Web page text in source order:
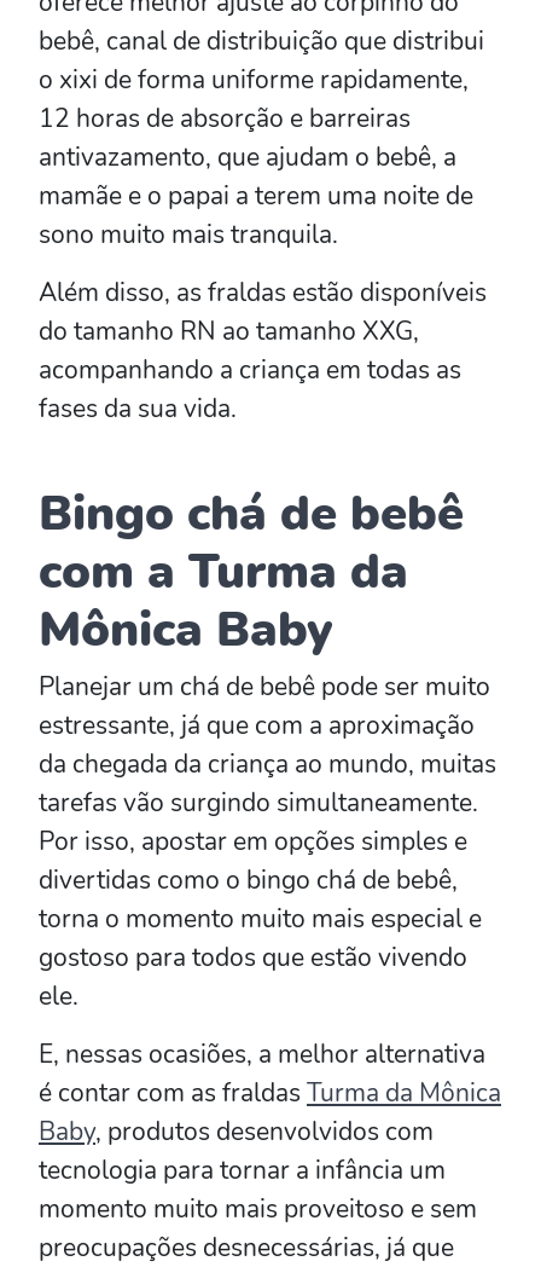
bebê, canal de distribuição que distribui
o xixi de forma uniforme rapidamente,
12 horas de absorção e barreiras
antivazamento, que ajudam o bebê, a
mamãe e o papai a terem uma noite de
sono muito mais tranquila.
Além disso, as fraldas estão disponíveis
do tamanho RN ao tamanho XXG,
acompanhando a criança em todas as
fases da sua vida.
Bingo chá de bebê
com a Turma da
Mônica Baby
Planejar um chá de bebê pode ser muito
estressante, já que com a aproximação
da chegada da criança ao mundo, muitas
tarefas vão surgindo simultaneamente.
Por isso, apostar em opções simples e
divertidas como o bingo chá de bebê,
torna o momento muito mais especial e
gostoso para todos que estão vivendo
ele.
E, nessas ocasiões, a melhor alternativa
é contar com as fraldas Turma da Mônica
Baby, produtos desenvolvidos com
tecnologia para tornar a infância um
momento muito mais proveitoso e sem
preocupações desnecessárias, já que